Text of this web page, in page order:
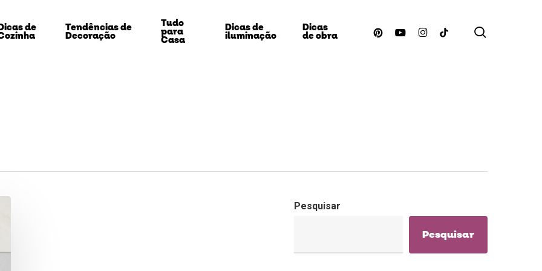
de Tendências de
Decoração
Tudo
para
Casa
Dicas de
iluminação
Dicas
de obra pinterestyoutubeinstagram
tiktok
Pesquisar
Pesquisar